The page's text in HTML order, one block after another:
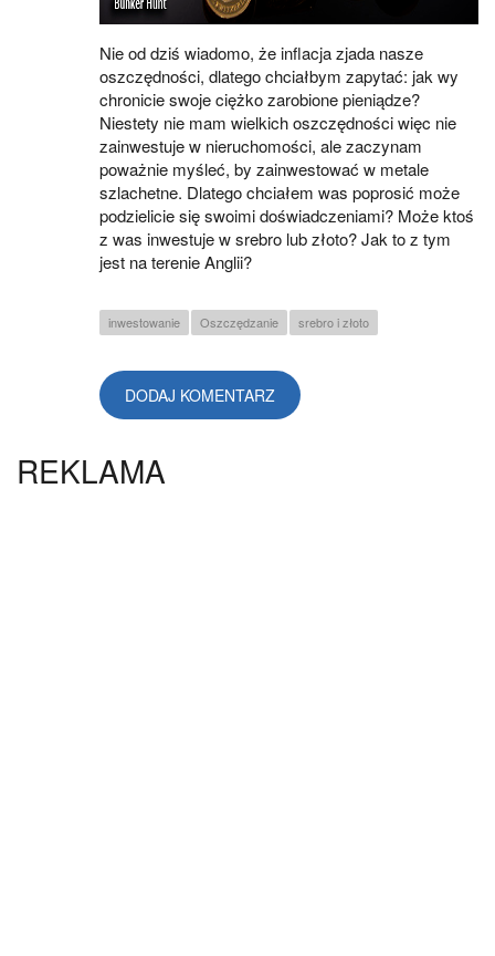
Nie od dziś wiadomo, że inflacja zjada nasze
oszczędności, dlatego chciałbym zapytać: jak wy
chronicie swoje ciężko zarobione pieniądze?
Niestety nie mam wielkich oszczędności więc nie
zainwestuje w nieruchomości, ale zaczynam
poważnie myśleć, by zainwestować w metale
szlachetne. Dlatego chciałem was poprosić może
podzielicie się swoimi doświadczeniami? Może ktoś
z was inwestuje w srebro lub złoto? Jak to z tym
jest na terenie Anglii?
inwestowanie Oszczędzanie srebro i złoto
DODAJ KOMENTARZ
REKLAMA